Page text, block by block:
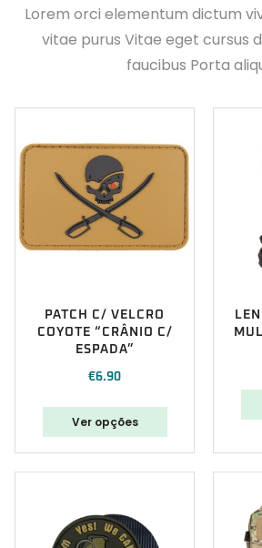
Lorem orci elementum dictum
vitae purus Vitae eget cursus
faucibus Porta
PATCH C/ VELCRO
COYOTE “CRÂNIO C/
ESPADA”
€6.90
Ver opções